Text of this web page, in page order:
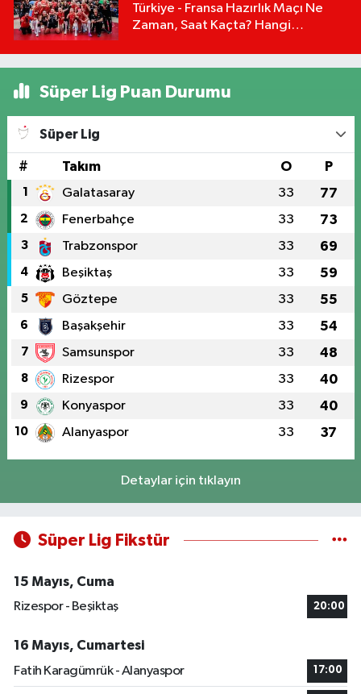
Türkiye - Fransa Hazırlık Maçı Ne
Zaman, Saat Kaçta? Hangi
Süper Lig Puan Durumu
Süper Lig
# Takım O P
1 Galatasaray 33 77
2 Fenerbahçe 33 73
3 Trabzonspor 33 69
4 Beşiktaş 33 59
5 Göztepe 33 55
6 Başakşehir 33 54
7 Samsunspor 33 48
8 Rizespor 33 40
9 Konyaspor 33 40
10 Alanyaspor 33 37
Detaylar için tıklayın
Süper Lig Fikstür
15 Mayıs, Cuma
Rizespor - Beşiktaş
20:00
16 Mayıs, Cumartesi
Fatih Karagümrük - Alanyaspor
17:00